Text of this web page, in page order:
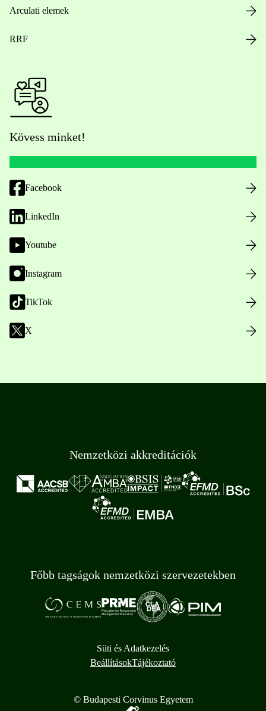
Arculati elemek
RRF
Kövess minket!
Facebook
LinkedIn
Youtube
Instagram
TikTok
X
Nemzetközi akkreditációk
Főbb tagságok nemzetközi szervezetekben
Süti és Adatkezelés
BeállításokTájékoztató
© Budapesti Corvinus Egyetem